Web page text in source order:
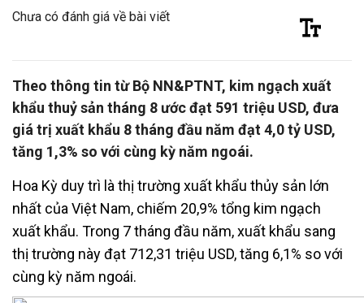
Chưa có đánh giá về bài viết
Theo thông tin từ Bộ NN&PTNT, kim ngạch xuất
khẩu thuỷ sản tháng 8 ước đạt 591 triệu USD, đưa
giá trị xuất khẩu 8 tháng đầu năm đạt 4,0 tỷ USD,
tăng 1,3% so với cùng kỳ năm ngoái.
Hoa Kỳ duy trì là thị trường xuất khẩu thủy sản lớn
nhất của Việt Nam, chiếm 20,9% tổng kim ngạch
xuất khẩu. Trong 7 tháng đầu năm, xuất khẩu sang
thị trường này đạt 712,31 triệu USD, tăng 6,1% so với
cùng kỳ năm ngoái.